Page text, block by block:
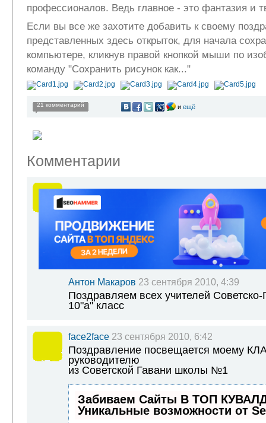
профессионалов. Ведь главное - это фантазия и
Если вы все же захотите добавить к своему
представленных здесь открыток, для начала
компьютере, кликнув правой кнопкой мыши по
команду "Сохранить рисунок как..."
21 комментарий и ещё
Комментарии
Антон Макаров 23 сентября 2010, 4:39
Поздравляем всех учителей Советско-
10"а" класс
face2face 23 сентября 2010, 6:42
Поздравление посвещается моему
руководителю
из Советской Гавани школы №1
Забиваем Сайты В ТОП
Уникальные возможности от